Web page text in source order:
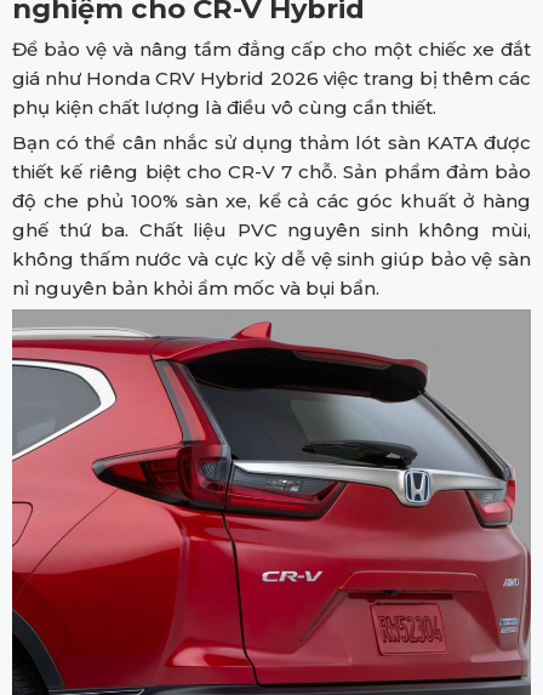
nghiệm cho CR-V Hybrid
Để bảo vệ và nâng tầm đẳng cấp cho một chiếc xe đắt
giá như Honda CRV Hybrid 2026 việc trang bị thêm các
phụ kiện chất lượng là điều vô cùng cần thiết.
Bạn có thể cân nhắc sử dụng thảm lót sàn KATA được
thiết kế riêng biệt cho CR-V 7 chỗ. Sản phẩm đảm bảo
độ che phủ 100% sàn xe, kể cả các góc khuất ở hàng
ghế thứ ba. Chất liệu PVC nguyên sinh không mùi,
không thấm nước và cực kỳ dễ vệ sinh giúp bảo vệ sàn
nỉ nguyên bản khỏi ẩm mốc và bụi bẩn.